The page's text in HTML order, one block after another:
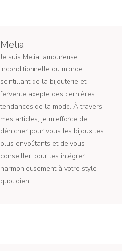
Melia
Je suis Melia, amoureuse
inconditionnelle du monde
scintillant de la bijouterie et
fervente adepte des dernières
tendances de la mode. À travers
mes articles, je m'efforce de
dénicher pour vous les bijoux les
plus envoûtants et de vous
conseiller pour les intégrer
harmonieusement à votre style
quotidien.